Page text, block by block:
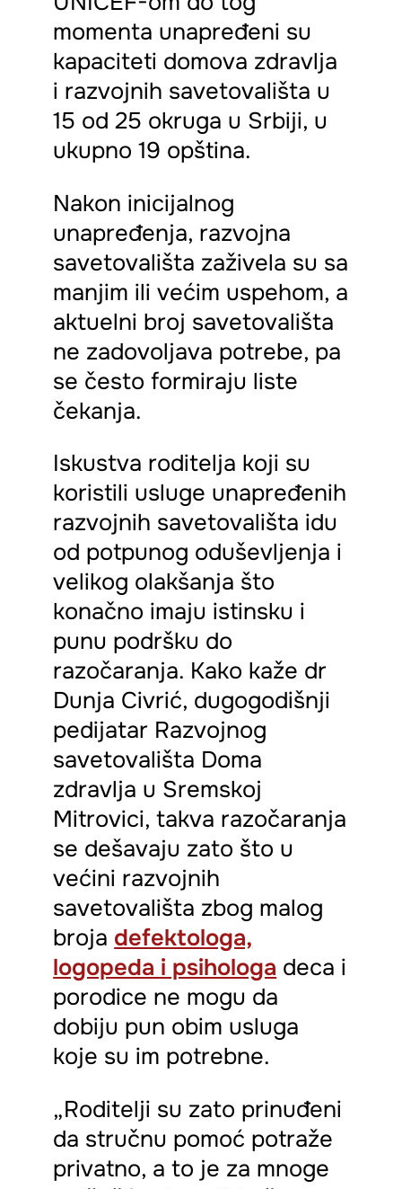
momenta unapređeni su
kapaciteti domova zdravlja
i razvojnih savetovališta u
15 od 25 okruga u Srbiji, u
ukupno 19 opština.
Nakon inicijalnog
unapređenja, razvojna
savetovališta zaživela su sa
manjim ili većim uspehom, a
aktuelni broj savetovališta
ne zadovoljava potrebe, pa
se često formiraju liste
čekanja.
Iskustva roditelja koji su
koristili usluge unapređenih
razvojnih savetovališta idu
od potpunog oduševljenja i
velikog olakšanja što
konačno imaju istinsku i
punu podršku do
razočaranja. Kako kaže dr
Dunja Civrić, dugogodišnji
pedijatar Razvojnog
savetovališta Doma
zdravlja u Sremskoj
Mitrovici, takva razočaranja
se dešavaju zato što u
većini razvojnih
savetovališta zbog malog
broja defektologa,
logopeda i psihologa deca i
porodice ne mogu da
dobiju pun obim usluga
koje su im potrebne.
„Roditelji su zato prinuđeni
da stručnu pomoć potraže
privatno, a to je za mnoge